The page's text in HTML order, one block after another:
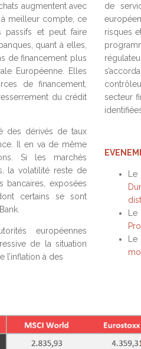
augmentent avec
meilleur compte, ce
passifs et peut faire
quant à elles,
de financement plus
Européenne. Elles
de financement,
du crédit
des dérivés de taux
Il en va de même
Si les marchés
la volatilité reste de
bancaires, exposées
certains se sont
européennes
de la situation
l’inflation à des
de
risques
secteur